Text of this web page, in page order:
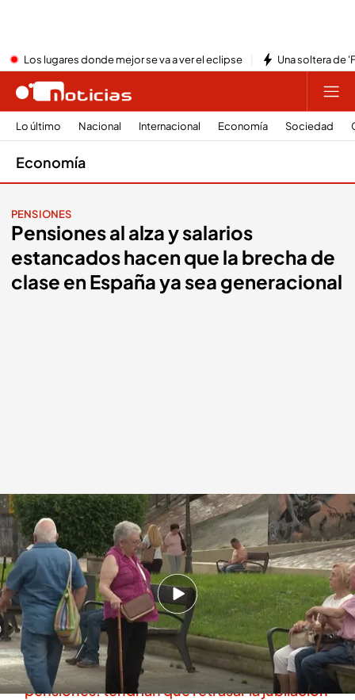
Los lugares donde mejor se va a ver el eclipse Una soltera de
Lo último Nacional Internacional Economía Sociedad
Economía
PENSIONES
Pensiones al alza y salarios
estancados hacen que la brecha de
clase en España ya sea generacional
Las pensiones han subido un 31% en 10 años.IMAGEN: V. García, D.
Jiménez
Redacción digital Noticias Cuatro Marta Aguirregomezcorta
19 SEP 2025 - 16:42h.
Las pensiones básicas ya superan los sueldos
promedio de los menores de 35
Los jóvenes, los más afectados con las
pensiones: tendrían que retrasar la jubilación